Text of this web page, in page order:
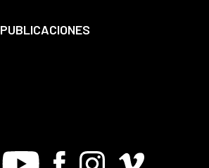
PUBLICACIONES
Youtube FacebookInstagram
Vimeo